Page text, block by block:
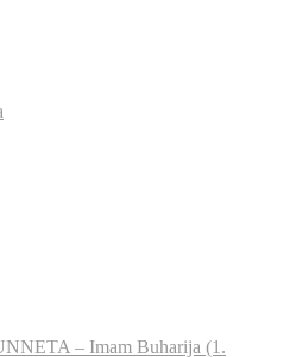
– Imam Buharija (1.